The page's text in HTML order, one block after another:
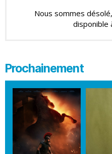
Nous sommes
disponible
Prochainement